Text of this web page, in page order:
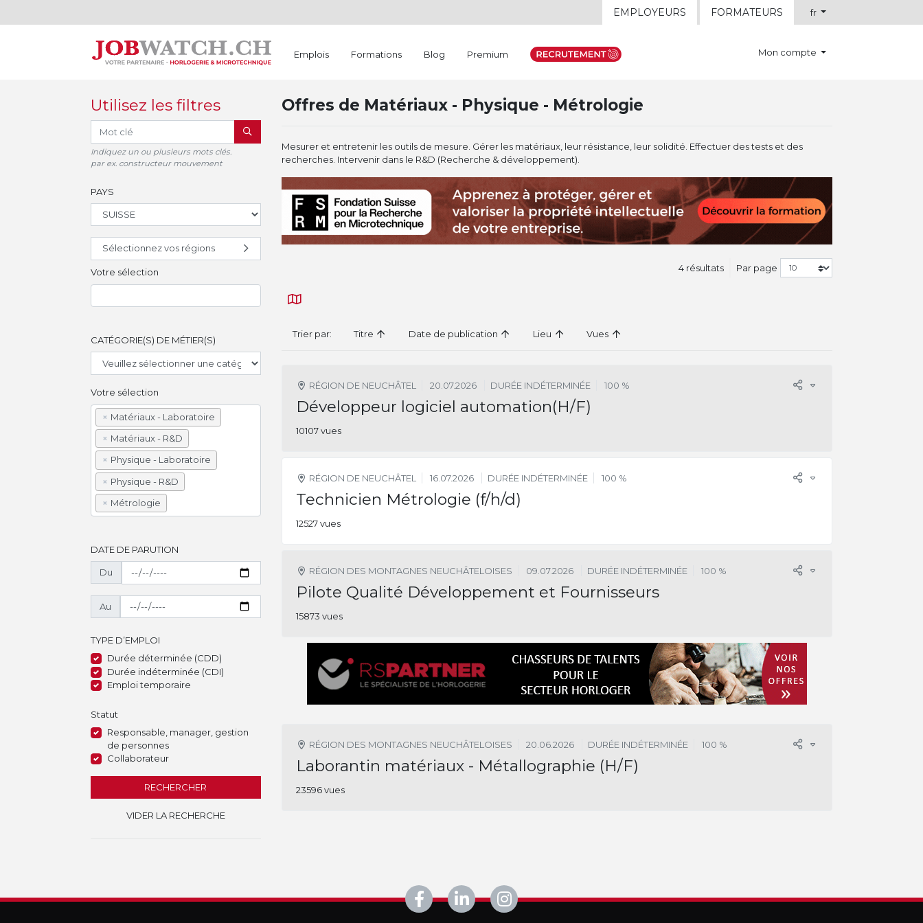
EMPLOYEURS FORMATEURS fr
Emplois Formations Blog Premium Mon compte
Utilisez les filtres
RECHERCHER
Indiquez un ou plusieurs mots clés.
par ex. constructeur mouvement
PAYS
Sélectionnez vos régions
Votre sélection
CATÉGORIE(S) DE MÉTIER(S)
Votre sélection
× Matériaux - Laboratoire
× Matériaux - R&D
× Physique - Laboratoire
× Physique - R&D
× Métrologie
DATE DE PARUTION
Du
Au
TYPE D’EMPLOI
Durée déterminée (CDD)
Durée indéterminée (CDI)
Emploi temporaire
Statut
Responsable, manager, gestion
de personnes
Collaborateur
RECHERCHER
VIDER LA RECHERCHE
Offres de Matériaux - Physique - Métrologie
Mesurer et entretenir les outils de mesure. Gérer les matériaux, leur résistance, leur solidité. Effectuer des tests et des
recherches. Intervenir dans le R&D (Recherche & développement).
4 résultats Par page
Trier par: Titre Date de publication Lieu Vues
RÉGION DE NEUCHÂTEL 20.07.2026 DURÉE INDÉTERMINÉE 100 %
Développeur logiciel automation(H/F)
10107 vues
RÉGION DE NEUCHÂTEL 16.07.2026 DURÉE INDÉTERMINÉE 100 %
Technicien Métrologie (f/h/d)
12527 vues
RÉGION DES MONTAGNES NEUCHÂTELOISES 09.07.2026 DURÉE INDÉTERMINÉE 100 %
Pilote Qualité Développement et Fournisseurs
15873 vues
RÉGION DES MONTAGNES NEUCHÂTELOISES 20.06.2026 DURÉE INDÉTERMINÉE 100 %
Laborantin matériaux - Métallographie (H/F)
23596 vues